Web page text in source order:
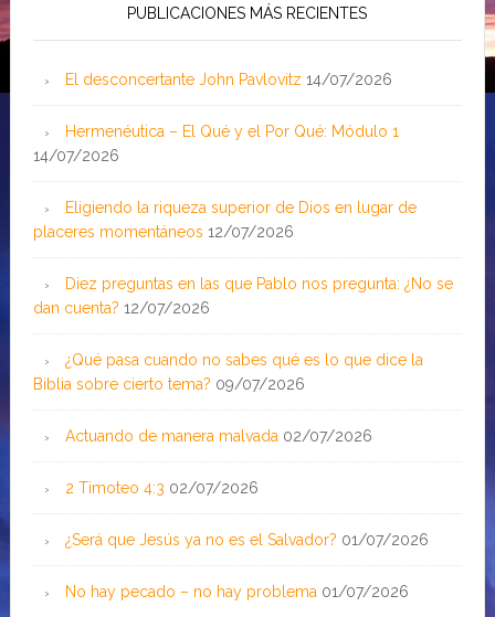
PUBLICACIONES MÁS RECIENTES
El desconcertante John Pavlovitz 14/07/2026
Hermenéutica – El Qué y el Por Qué: Módulo 1
14/07/2026
Eligiendo la riqueza superior de Dios en lugar de
placeres momentáneos 12/07/2026
Diez preguntas en las que Pablo nos pregunta: ¿No se
dan cuenta? 12/07/2026
¿Qué pasa cuando no sabes qué es lo que dice la
Biblia sobre cierto tema? 09/07/2026
Actuando de manera malvada 02/07/2026
2 Timoteo 4:3 02/07/2026
¿Será que Jesús ya no es el Salvador? 01/07/2026
No hay pecado – no hay problema 01/07/2026